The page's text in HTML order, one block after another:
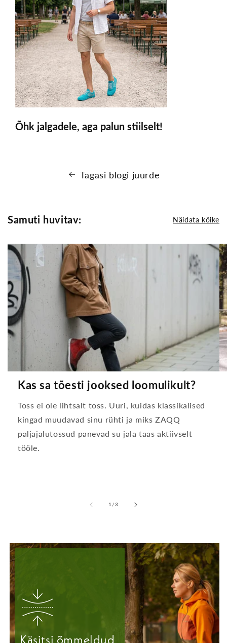
Õhk jalgadele, aga palun stiilselt!
Tagasi blogi juurde
Samuti huvitav: Näidata kõike
Kas sa tõesti jooksed loomulikult?
Toss ei ole lihtsalt toss. Uuri, kuidas klassikalised
kingad muudavad sinu rühti ja miks ZAQQ
paljajalutossud panevad su jala taas aktiivselt
tööle.
1 /-3
Käsitsi õmmeldud